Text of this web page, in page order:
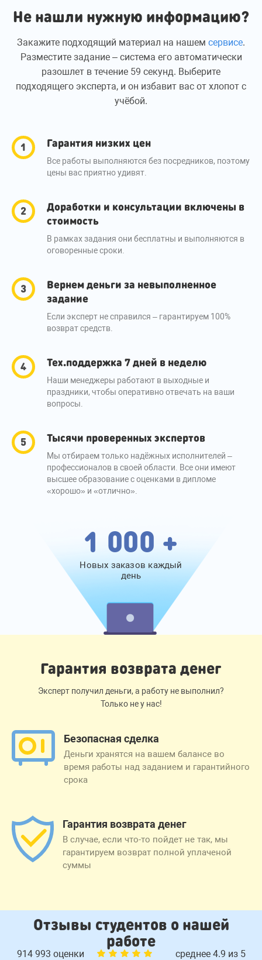
Не нашли нужную информацию?
Закажите подходящий материал на нашем сервисе.
Разместите задание – система его автоматически
разошлет в течение 59 секунд. Выберите
подходящего эксперта, и он избавит вас от хлопот с
учёбой.
Гарантия низких цен
Все работы выполняются без посредников, поэтому
цены вас приятно удивят.
Доработки и консультации включены в
стоимость
В рамках задания они бесплатны и выполняются в
оговоренные сроки.
Вернем деньги за невыполненное
задание
Если эксперт не справился – гарантируем 100%
возврат средств.
Тех.поддержка 7 дней в неделю
Наши менеджеры работают в выходные и
праздники, чтобы оперативно отвечать на ваши
вопросы.
Тысячи проверенных экспертов
Мы отбираем только надёжных исполнителей –
профессионалов в своей области. Все они имеют
высшее образование с оценками в дипломе
«хорошо» и «отлично».
1 000 +
Новых заказов каждый
день
Гарантия возврата денег
Эксперт получил деньги, а работу не выполнил?
Только не у нас!
Безопасная сделка
Деньги хранятся на вашем балансе во
время работы над заданием и гарантийного
срока
Гарантия возврата денег
В случае, если что-то пойдет не так, мы
гарантируем возврат полной уплаченой
суммы
Отзывы студентов о нашей
работе
914 993 оценки среднее 4.9 из 5